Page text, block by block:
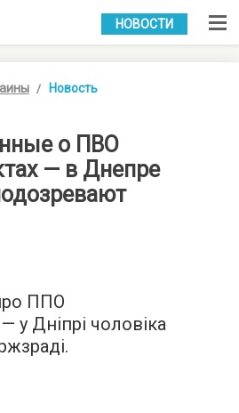
УКР РУС
НОВОСТИ
Новость
о ПВО
— в Днепре
ППО
у Дніпрі чоловіка